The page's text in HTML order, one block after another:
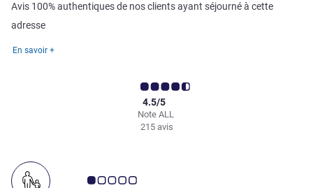
Avis 100% authentiques de nos clients ayant séjourné à cette
adresse
En savoir +
Note ALL
4.5/5
215 avis
Note Avis clients 1.0/5